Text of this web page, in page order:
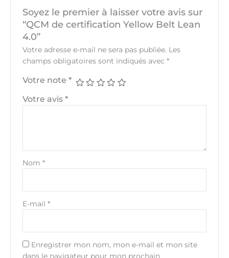
Soyez le premier à laisser votre avis sur
“QCM de certification Yellow Belt Lean
4.0”
Votre adresse e-mail ne sera pas publiée. Les
champs obligatoires sont indiqués avec *
Votre note *
Votre avis *
Nom *
E-mail *
Enregistrer mon nom, mon e-mail et mon site
dans le navigateur pour mon prochain